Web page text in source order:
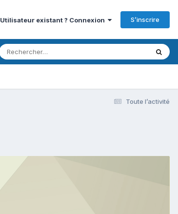
Utilisateur existant ? Connexion S’inscrire
Toute l’activité